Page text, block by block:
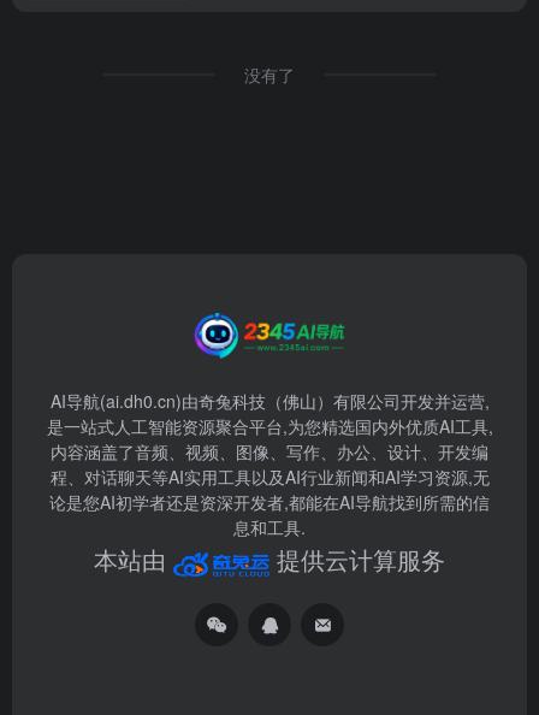
没有了
AI导航(ai.dh0.cn)由奇兔科技（佛山）有限公司开发并运营,
是一站式人工智能资源聚合平台,为您精选国内外优质AI工具,
内容涵盖了音频、视频、图像、写作、办公、设计、开发编
程、对话聊天等AI实用工具以及AI行业新闻和AI学习资源,无
论是您AI初学者还是资深开发者,都能在AI导航找到所需的信
息和工具.
本站由 提供云计算服务